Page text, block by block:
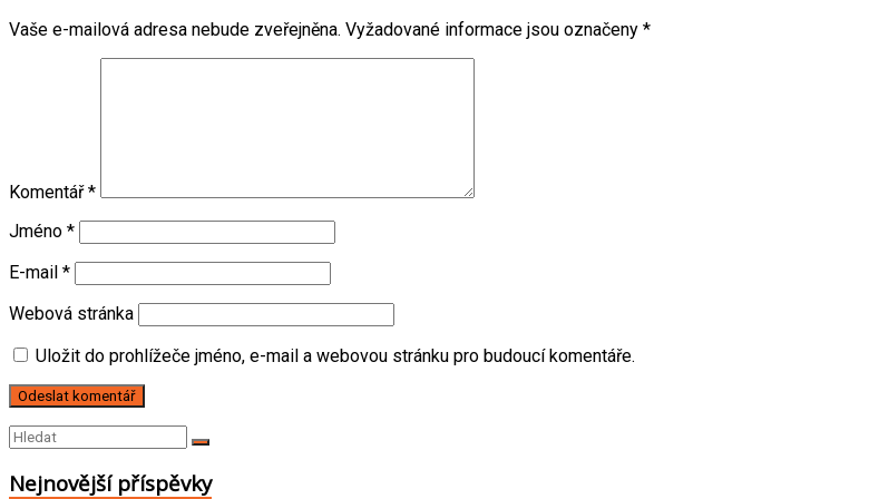
Vaše e-mailová adresa nebude zveřejněna. Vyžadované informace jsou označeny *
Komentář*
Jméno *
E-mail *
Webová stránka
Uložit do prohlížeče jméno, e-mail a webovou stránku pro budoucí komentáře.
Nejnovější příspěvky